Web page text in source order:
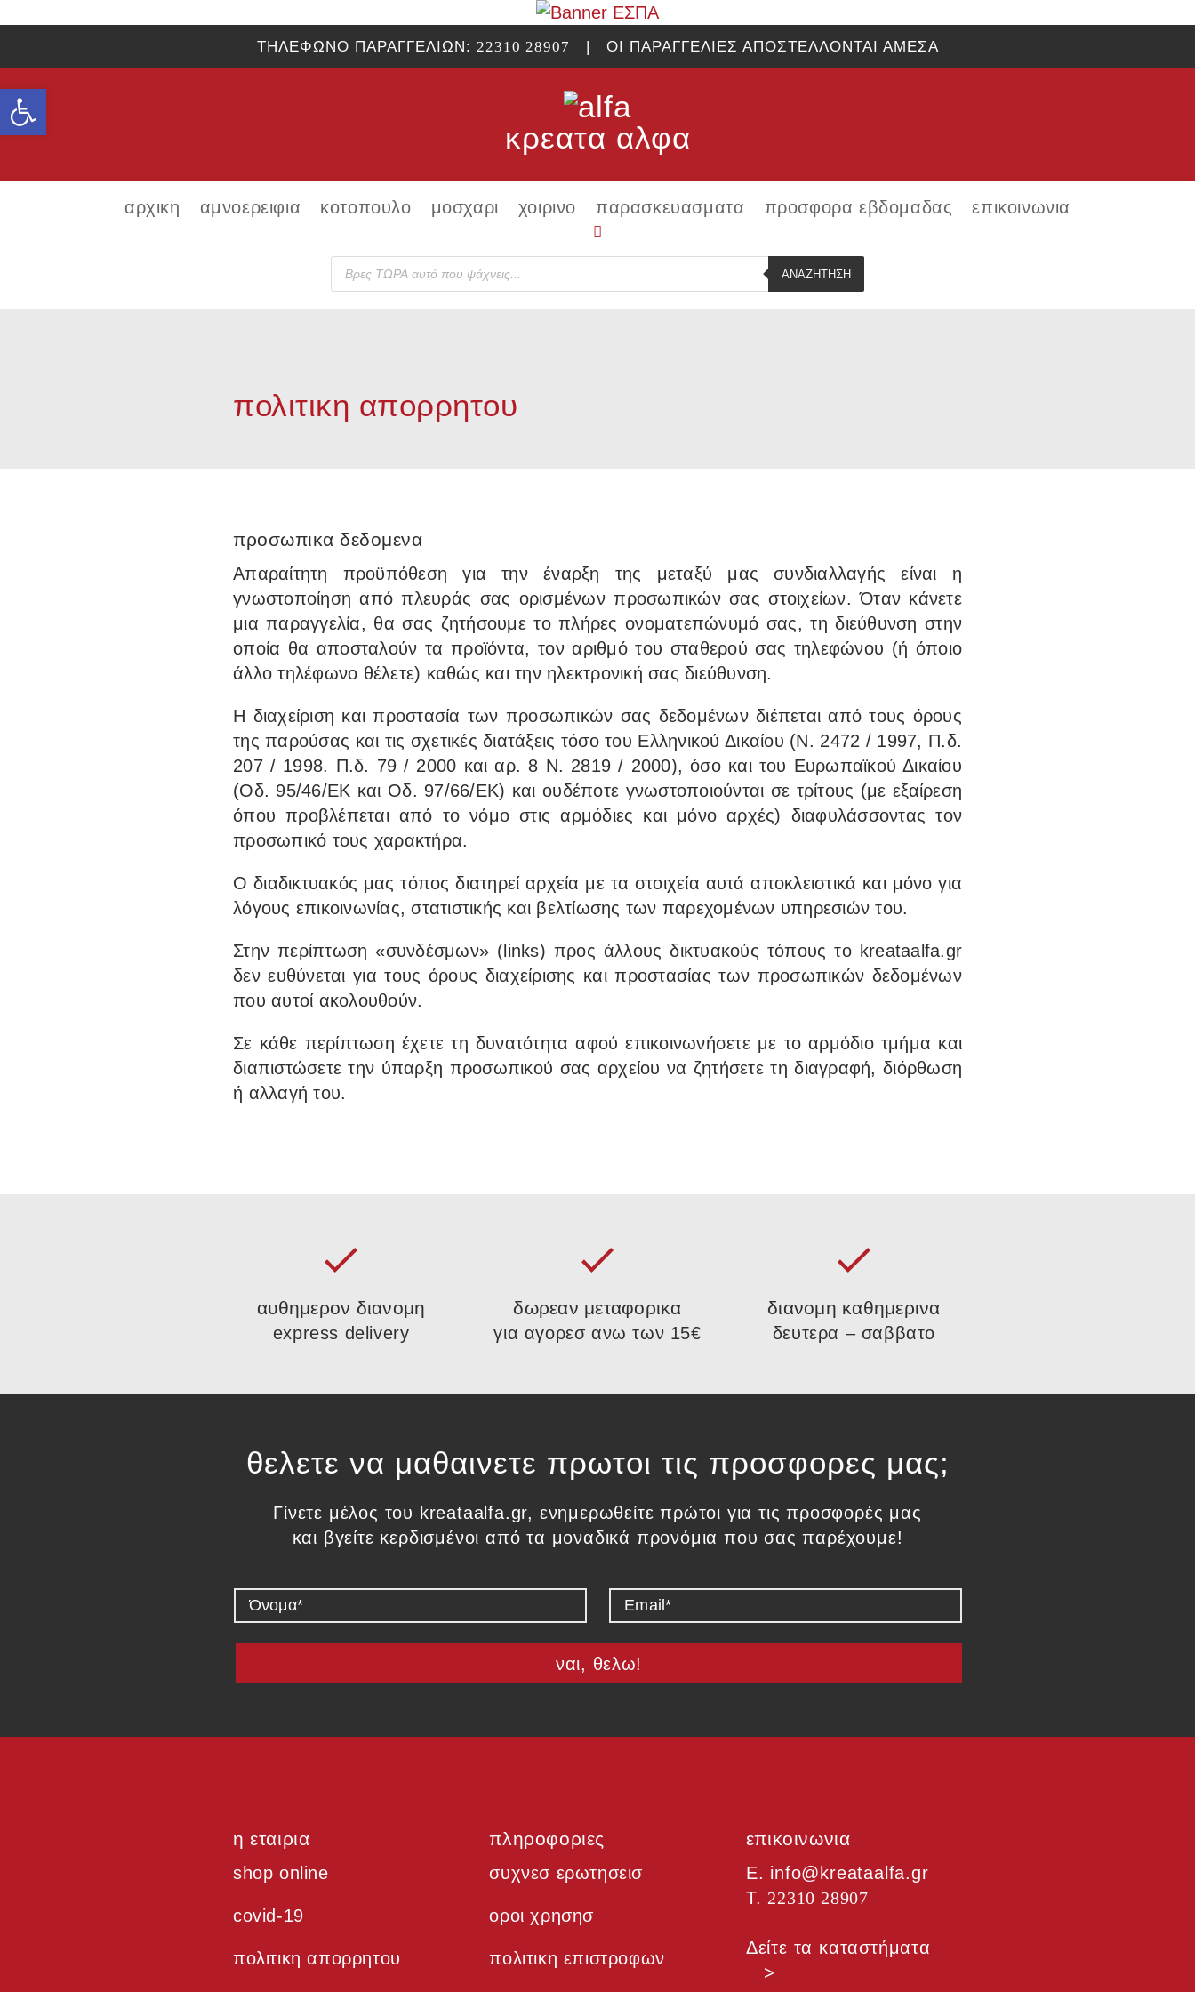
ΤΗΛΕΦΩΝΟ ΠΑΡΑΓΓΕΛΙΩΝ: 22310 28907 | ΟΙ ΠΑΡΑΓΓΕΛΙΕΣ ΑΠΟΣΤΕΛΛΟΝΤΑΙ ΑΜΕΣΑ
κρεατα αλφα
αρχικη αμνοερειφια κοτοπουλο μοσχαρι χοιρινο παρασκευασματα προσφορα εβδομαδας επικοινωνια
Products
search
ΑΝΑΖΉΤΗΣΗ
πολιτικη απορρητου
προσωπικα δεδομενα
Απαραίτητη προϋπόθεση για την έναρξη της μεταξύ μας συνδιαλλαγής είναι η
γνωστοποίηση από πλευράς σας ορισμένων προσωπικών σας στοιχείων. Όταν κάνετε
μια παραγγελία, θα σας ζητήσουμε το πλήρες ονοματεπώνυμό σας, τη διεύθυνση στην
οποία θα αποσταλούν τα προϊόντα, τον αριθμό του σταθερού σας τηλεφώνου (ή όποιο
άλλο τηλέφωνο θέλετε) καθώς και την ηλεκτρονική σας διεύθυνση.
Η διαχείριση και προστασία των προσωπικών σας δεδομένων διέπεται από τους όρους
της παρούσας και τις σχετικές διατάξεις τόσο του Ελληνικού Δικαίου (Ν. 2472 / 1997, Π.δ.
207 / 1998. Π.δ. 79 / 2000 και αρ. 8 Ν. 2819 / 2000), όσο και του Ευρωπαϊκού Δικαίου
(Οδ. 95/46/ΕΚ και Οδ. 97/66/ΕΚ) και ουδέποτε γνωστοποιούνται σε τρίτους (με εξαίρεση
όπου προβλέπεται από το νόμο στις αρμόδιες και μόνο αρχές) διαφυλάσσοντας τον
προσωπικό τους χαρακτήρα.
Ο διαδικτυακός μας τόπος διατηρεί αρχεία με τα στοιχεία αυτά αποκλειστικά και μόνο για
λόγους επικοινωνίας, στατιστικής και βελτίωσης των παρεχομένων υπηρεσιών του.
Στην περίπτωση «συνδέσμων» (links) προς άλλους δικτυακούς τόπους το kreataalfa.gr
δεν ευθύνεται για τους όρους διαχείρισης και προστασίας των προσωπικών δεδομένων
που αυτοί ακολουθούν.
Σε κάθε περίπτωση έχετε τη δυνατότητα αφού επικοινωνήσετε με το αρμόδιο τμήμα και
διαπιστώσετε την ύπαρξη προσωπικού σας αρχείου να ζητήσετε τη διαγραφή, διόρθωση
ή αλλαγή του.
αυθημερον διανομη
express delivery
δωρεαν μεταφορικα
για αγορεσ ανω των 15€
διανομη καθημερινα
δευτερα – σαββατο
θελετε να μαθαινετε πρωτοι τις προσφορες μας;
Γίνετε μέλος του kreataalfa.gr, ενημερωθείτε πρώτοι για τις προσφορές μας
και βγείτε κερδισμένοι από τα μοναδικά προνόμια που σας παρέχουμε!​
ναι, θελω!
η εταιρια
shop online
covid-19
πολιτικη απορρητου
πληροφοριες
συχνεσ ερωτησεισ
οροι χρησησ
πολιτικη επιστροφων
επικοινωνια
Ε. info@kreataalfa.gr
Τ. 22310 28907
Δείτε τα καταστήματα
>
Ανοίξτε τη γραμμή εργαλείων